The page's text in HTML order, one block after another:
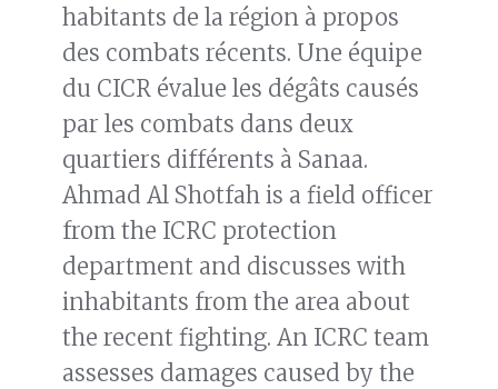
habitants de la région à propos
des combats récents. Une équipe
du CICR évalue les dégâts causés
par les combats dans deux
quartiers différents à Sanaa.
Ahmad Al Shotfah is a field officer
from the ICRC protection
department and discusses with
inhabitants from the area about
the recent fighting. An ICRC team
assesses damages caused by the